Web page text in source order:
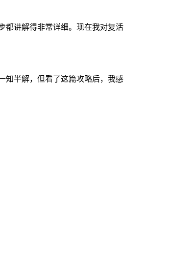
都讲解得非常详细。现在我对复活
知半解，但看了这篇攻略后，我感